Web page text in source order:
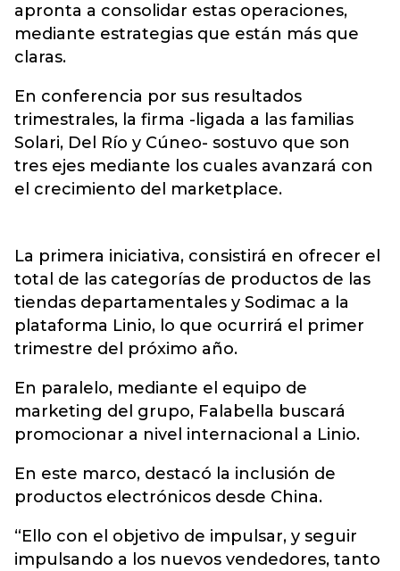
apronta a consolidar estas operaciones,
mediante estrategias que están más que
claras.
En conferencia por sus resultados
trimestrales, la firma -ligada a las familias
Solari, Del Río y Cúneo- sostuvo que son
tres ejes mediante los cuales avanzará con
el crecimiento del marketplace.
La primera iniciativa, consistirá en ofrecer el
total de las categorías de productos de las
tiendas departamentales y Sodimac a la
plataforma Linio, lo que ocurrirá el primer
trimestre del próximo año.
En paralelo, mediante el equipo de
marketing del grupo, Falabella buscará
promocionar a nivel internacional a Linio.
En este marco, destacó la inclusión de
productos electrónicos desde China.
“Ello con el objetivo de impulsar, y seguir
impulsando a los nuevos vendedores, tanto